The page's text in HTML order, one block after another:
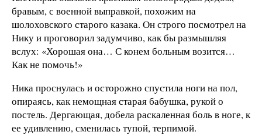
бравым, с военной выправкой, похожим на
шолоховского старого казака. Он строго посмотрел на
Нику и проговорил задумчиво, как бы размышляя
вслух: «Хорошая она… С конем больным возится…
Как не помочь!»
Ника проснулась и осторожно спустила ноги на пол,
опираясь, как немощная старая бабушка, рукой о
постель. Дергающая, добела раскаленная боль в ноге, к
ее удивлению, сменилась тупой, терпимой.